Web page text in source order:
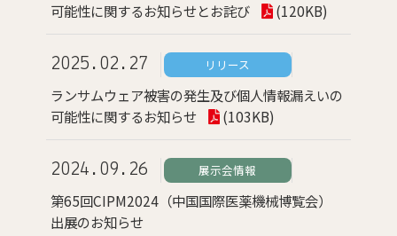
可能性に関するお知らせとお詫び
(120KB)
2025.02.27 リリース
ランサムウェア被害の発生及び個人情報漏えいの
可能性に関するお知らせ
(103KB)
2024.09.26 展示会情報
第65回CIPM2024（中国国際医薬機械博覧会）
出展のお知らせ